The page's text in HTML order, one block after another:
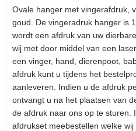
Ovale hanger met vingerafdruk,
goud. De vingeradruk hanger is
wordt een afdruk van uw
wij met door middel van een
een vinger, hand, dierenpoot,
afdruk kunt u tijdens het
aanleveren. Indien u de afdruk
ontvangt u na het plaatsen van
de afdruk naar ons op te sturen.
afdrukset meebestellen welke